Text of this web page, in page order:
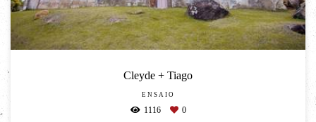
Cleyde + Tiago
ENSAIO
1116 0